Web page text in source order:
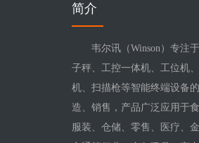
简介
韦尔讯（Winson）专注
子秤、工控一体机、工位机
机、扫描枪等智能终端设备
造、销售，产品广泛应用于食
服装、仓储、零售、医疗、金